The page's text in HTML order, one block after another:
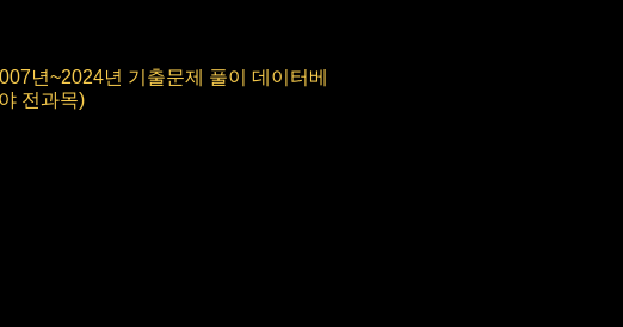
년~2024년 기출문제 풀이 데이터베
전과목)